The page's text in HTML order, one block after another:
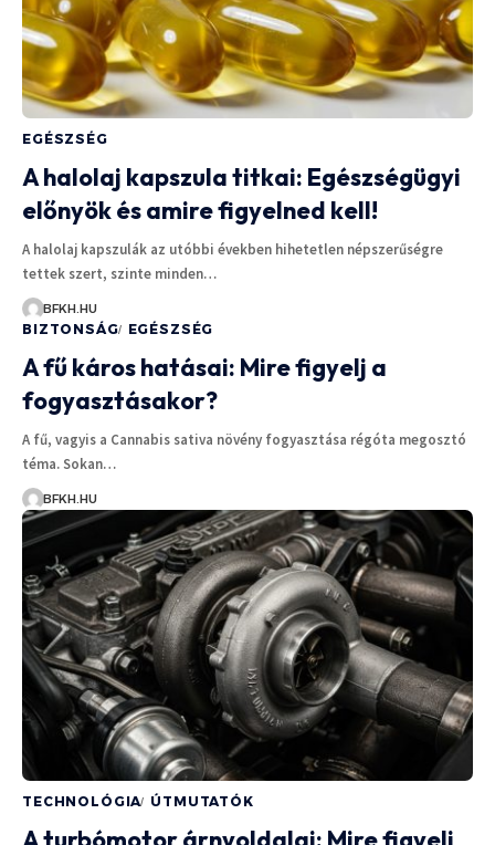
EGÉSZSÉG
A halolaj kapszula titkai: Egészségügyi
előnyök és amire figyelned kell!
A halolaj kapszulák az utóbbi években hihetetlen népszerűségre
tettek szert, szinte minden…
BFKH.HU
BIZTONSÁG EGÉSZSÉG
A fű káros hatásai: Mire figyelj a
fogyasztásakor?
A fű, vagyis a Cannabis sativa növény fogyasztása régóta megosztó
téma. Sokan…
BFKH.HU
TECHNOLÓGIA ÚTMUTATÓK